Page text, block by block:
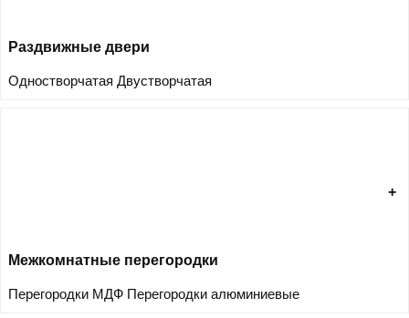
Раздвижные двери
Одностворчатая Двустворчатая
Межкомнатные перегородки
Перегородки МДФ Перегородки алюминиевые